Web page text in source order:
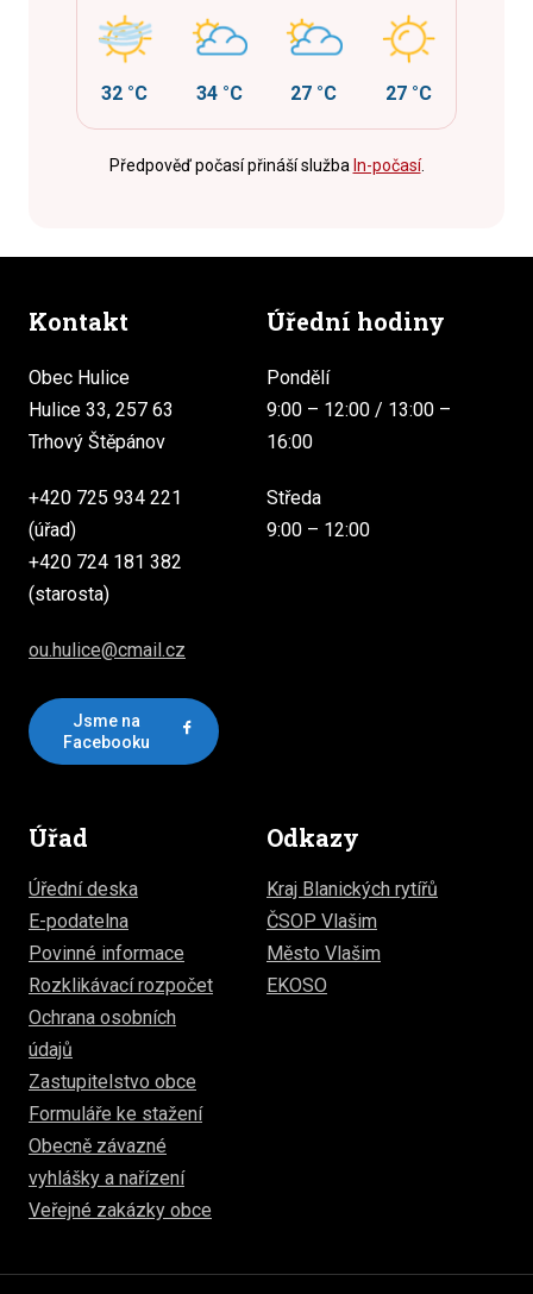
32 °C 34 °C 27 °C 27 °C
Předpověď počasí přináší služba In-počasí.
Kontakt
Obec Hulice
Hulice 33, 257 63
Trhový Štěpánov
+420 725 934 221
(úřad)
+420 724 181 382
(starosta)
ou.hulice@cmail.cz
Jsme na
Facebooku
Úřední hodiny
Pondělí
9:00 – 12:00 / 13:00 –
16:00
Středa
9:00 – 12:00
Úřad
Úřední deska
E-podatelna
Povinné informace
Rozklikávací rozpočet
Ochrana osobních
údajů
Zastupitelstvo obce
Formuláře ke stažení
Obecně závazné
vyhlášky a nařízení
Veřejné zakázky obce
Odkazy
Kraj Blanických rytířů
ČSOP Vlašim
Město Vlašim
EKOSO